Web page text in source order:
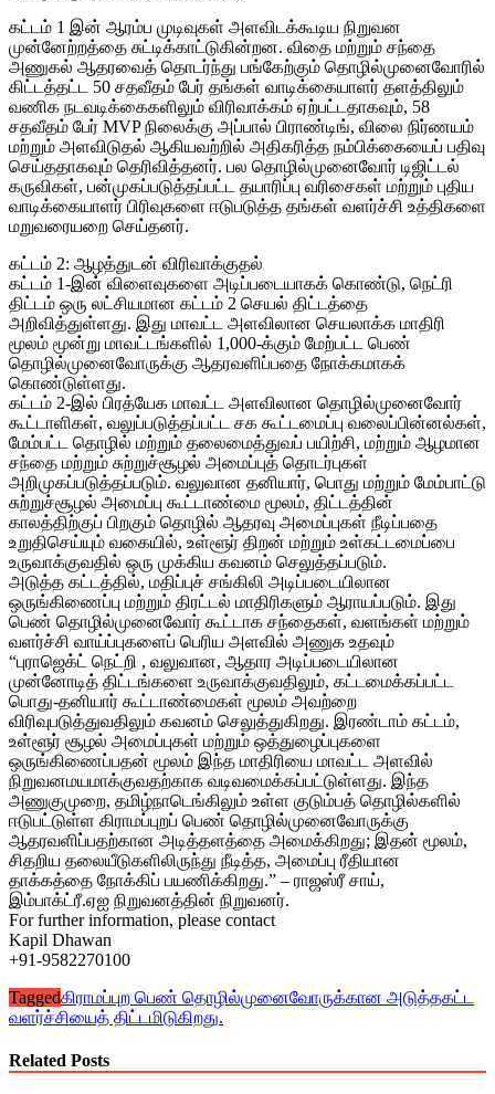
கட்டம் 1 இன் ஆரம்ப முடிவுகள் அளவிடக்கூடிய நிறுவன
முன்னேற்றத்தை சுட்டிக்காட்டுகின்றன. விதை மற்றும் சந்தை
அணுகல் ஆதரவைத் தொடர்ந்து பங்கேற்கும் தொழில்முனைவோரில்
கிட்டத்தட்ட 50 சதவீதம் பேர் தங்கள் வாடிக்கையாளர் தளத்திலும்
வணிக நடவடிக்கைகளிலும் விரிவாக்கம் ஏற்பட்டதாகவும், 58
சதவீதம் பேர் MVP நிலைக்கு அப்பால் பிராண்டிங், விலை நிர்ணயம்
மற்றும் அளவிடுதல் ஆகியவற்றில் அதிகரித்த நம்பிக்கையைப் பதிவு
செய்ததாகவும் தெரிவித்தனர். பல தொழில்முனைவோர் டிஜிட்டல்
கருவிகள், பன்முகப்படுத்தப்பட்ட தயாரிப்பு வரிசைகள் மற்றும் புதிய
வாடிக்கையாளர் பிரிவுகளை ஈடுபடுத்த தங்கள் வளர்ச்சி உத்திகளை
மறுவரையறை செய்தனர்.
கட்டம் 2: ஆழத்துடன் விரிவாக்குதல்
கட்டம் 1-இன் விளைவுகளை அடிப்படையாகக் கொண்டு, நெட்ரி
திட்டம் ஒரு லட்சியமான கட்டம் 2 செயல் திட்டத்தை
அறிவித்துள்ளது. இது மாவட்ட அளவிலான செயலாக்க மாதிரி
மூலம் மூன்று மாவட்டங்களில் 1,000-க்கும் மேற்பட்ட பெண்
தொழில்முனைவோருக்கு ஆதரவளிப்பதை நோக்கமாகக்
கொண்டுள்ளது.
கட்டம் 2-இல் பிரத்யேக மாவட்ட அளவிலான தொழில்முனைவோர்
கூட்டாளிகள், வலுப்படுத்தப்பட்ட சக கூட்டமைப்பு வலைப்பின்னல்கள்,
மேம்பட்ட தொழில் மற்றும் தலைமைத்துவப் பயிற்சி, மற்றும் ஆழமான
சந்தை மற்றும் சுற்றுச்சூழல் அமைப்புத் தொடர்புகள்
அறிமுகப்படுத்தப்படும். வலுவான தனியார், பொது மற்றும் மேம்பாட்டு
சுற்றுச்சூழல் அமைப்பு கூட்டாண்மை மூலம், திட்டத்தின்
காலத்திற்குப் பிறகும் தொழில் ஆதரவு அமைப்புகள் நீடிப்பதை
உறுதிசெய்யும் வகையில், உள்ளூர் திறன் மற்றும் உள்கட்டமைப்பை
உருவாக்குவதில் ஒரு முக்கிய கவனம் செலுத்தப்படும்.
அடுத்த கட்டத்தில், மதிப்புச் சங்கிலி அடிப்படையிலான
ஒருங்கிணைப்பு மற்றும் திரட்டல் மாதிரிகளும் ஆராயப்படும். இது
பெண் தொழில்முனைவோர் கூட்டாக சந்தைகள், வளங்கள் மற்றும்
வளர்ச்சி வாய்ப்புகளைப் பெரிய அளவில் அணுக உதவும்
“புராஜெக்ட் நெட்றி , வலுவான, ஆதார அடிப்படையிலான
முன்னோடித் திட்டங்களை உருவாக்குவதிலும், கட்டமைக்கப்பட்ட
பொது-தனியார் கூட்டாண்மைகள் மூலம் அவற்றை
விரிவுபடுத்துவதிலும் கவனம் செலுத்துகிறது. இரண்டாம் கட்டம்,
உள்ளூர் சூழல் அமைப்புகள் மற்றும் ஒத்துழைப்புகளை
ஒருங்கிணைப்பதன் மூலம் இந்த மாதிரியை மாவட்ட அளவில்
நிறுவனமயமாக்குவதற்காக வடிவமைக்கப்பட்டுள்ளது. இந்த
அணுகுமுறை, தமிழ்நாடெங்கிலும் உள்ள குடும்பத் தொழில்களில்
ஈடுபட்டுள்ள கிராமப்புறப் பெண் தொழில்முனைவோருக்கு
ஆதரவளிப்பதற்கான அடித்தளத்தை அமைக்கிறது; இதன் மூலம்,
சிதறிய தலையீடுகளிலிருந்து நீடித்த, அமைப்பு ரீதியான
தாக்கத்தை நோக்கிப் பயணிக்கிறது.” – ராஜஸ்ரீ சாய்,
இம்பாக்ட்ரீ.ஏஐ நிறுவனத்தின் நிறுவனர்.
For further information, please contact
Kapil Dhawan
+91-9582270100
Taggedகிராமப்புற பெண் தொழில்முனைவோருக்கான அடுத்தகட்ட
வளர்ச்சியைத் திட்டமிடுகிறது.
Related Posts